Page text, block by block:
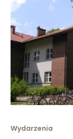
Wydarzenia